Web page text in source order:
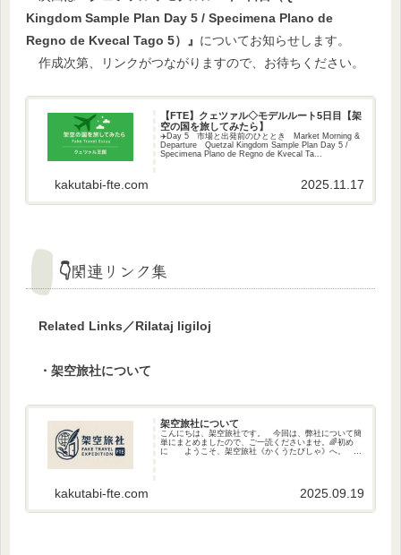
Kingdom Sample Plan Day 5 / Specimena Plano de
Regno de Kvecal Tago 5）』 についてお知らせします。
作成次第、リンクがつながりますので、お待ちください。
【FTE】クェツァル◇モデルルート5日目【架
空の国を旅してみたら】
✈️Day 5 市場と出発前のひととき Market Morning &
Departure Quetzal Kingdom Sample Plan Day 5 /
Specimena Plano de Regno de Kvecal Ta...
kakutabi-fte.com 2025.11.17
👇関連リンク集
Related Links／Rilataj ligiloj
・架空旅社について
架空旅社について
こんにちは、架空旅社です。 今回は、弊社について簡
単にまとめましたので、ご一読くださいませ。🌈初め
に ようこそ、架空旅社《かくうたびしゃ》へ。 私
kakutabi-fte.com 2025.09.19